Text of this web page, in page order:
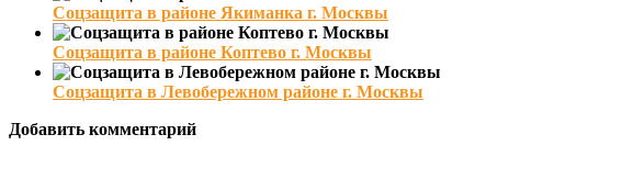
Соцзащита в районе Якиманка г. Москвы
Соцзащита в районе Коптево г. Москвы
Соцзащита в Левобережном районе г. Москвы
Добавить комментарий